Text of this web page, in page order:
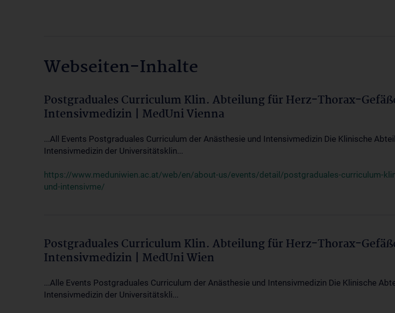
Webseiten-Inhalte
Postgraduales Curriculum Klin. Abteilung für Herz-Thorax-
Intensivmedizin | MedUni Vienna
...All Events Postgraduales Curriculum der Anästhesie und Intensivmedizin Die Klinische
Intensivmedizin der Universitätsklin...
https://www.meduniwien.ac.at/web/en/about-us/events/detail/postgraduales-curriculum-
und-intensivme/
Postgraduales Curriculum Klin. Abteilung für Herz-Thorax-
Intensivmedizin | MedUni Wien
...Alle Events Postgraduales Curriculum der Anästhesie und Intensivmedizin Die Klinische
Intensivmedizin der Universitätskli...